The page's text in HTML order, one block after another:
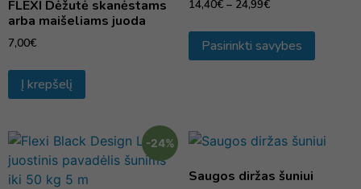
FLEXI Dėžutė skanėstams
arba maišeliams juoda
7,00€
Į krepšelį
14,40€ – 24,99€
Pasirinkti savybes
-24%
Saugos diržas šuniui